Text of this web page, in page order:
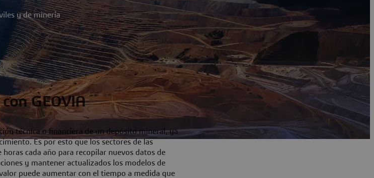
y de minería
GEOVIA
técnica o financiera de un depósito mineral, ya
Es por esto que los sectores de las
cada año para recopilar nuevos datos de
y mantener actualizados los modelos de
puede aumentar con el tiempo a medida que